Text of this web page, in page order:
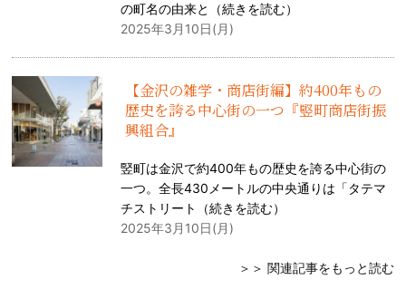
の町名の由来と（続きを読む）
2025年3月10日(月)
【金沢の雑学・商店街編】約400年もの
歴史を誇る中心街の一つ『竪町商店街振
興組合』
竪町は金沢で約400年もの歴史を誇る中心街の
一つ。全長430メートルの中央通りは「タテマ
チストリート（続きを読む）
2025年3月10日(月)
＞＞ 関連記事をもっと読む